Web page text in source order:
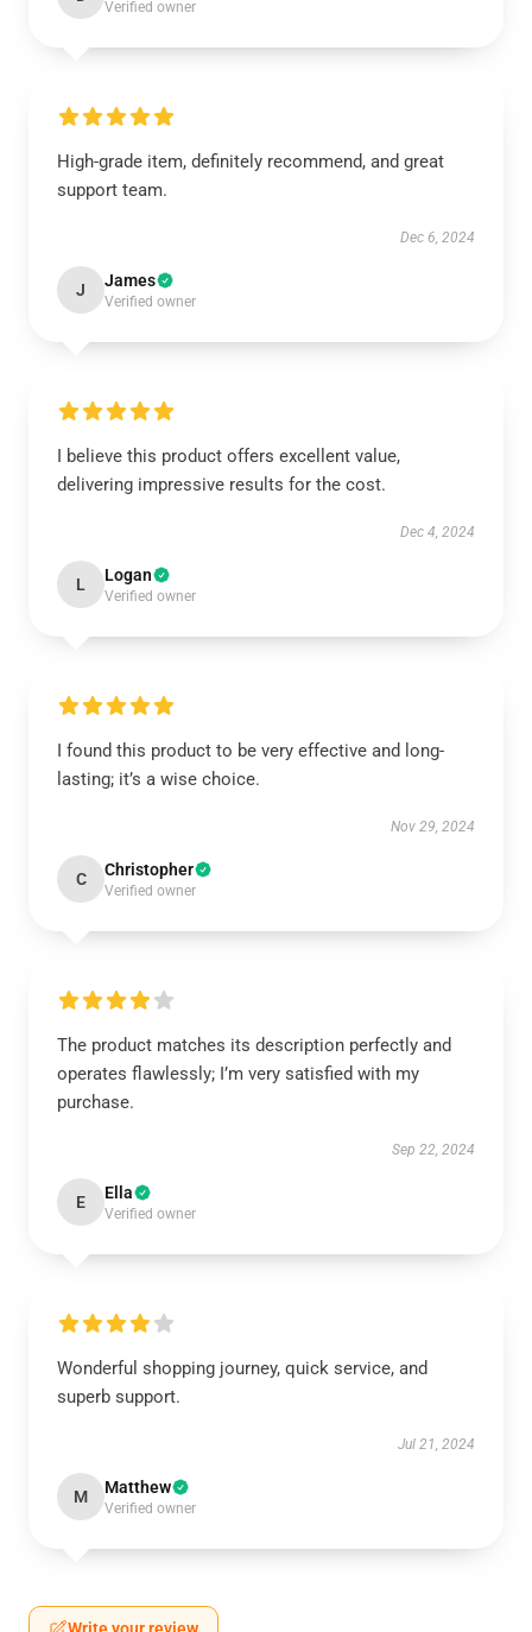
Verified owner
High-grade item, definitely recommend, and great
support team.
Dec 6, 2024
J James
Verified owner
I believe this product offers excellent value,
delivering impressive results for the cost.
Dec 4, 2024
L Logan
Verified owner
I found this product to be very effective and long-
lasting; it’s a wise choice.
Nov 29, 2024
C Christopher
Verified owner
The product matches its description perfectly and
operates flawlessly; I’m very satisfied with my
purchase.
Sep 22, 2024
E Ella
Verified owner
Wonderful shopping journey, quick service, and
superb support.
Jul 21, 2024
M Matthew
Verified owner